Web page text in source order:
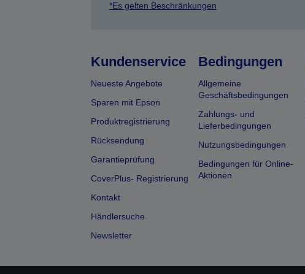
*Es gelten Beschränkungen
Kundenservice
Neueste Angebote
Sparen mit Epson
Produktregistrierung
Rücksendung
Garantieprüfung
CoverPlus- Registrierung
Kontakt
Händlersuche
Newsletter
Bedingungen
Allgemeine
Geschäftsbedingungen
Zahlungs- und
Lieferbedingungen
Nutzungsbedingungen
Bedingungen für Online-
Aktionen